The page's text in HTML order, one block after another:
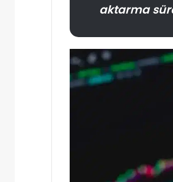
aktarma